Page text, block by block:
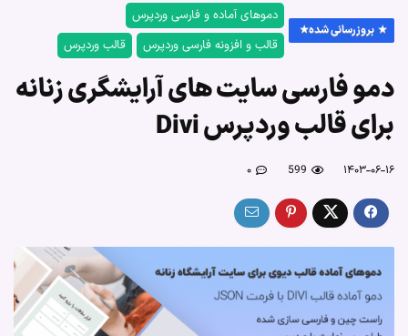
بروزرسانی شده
دموهای آماده و فارسی وردپرس
قالب و افزونه فارسی وردپرس
قالب وردپرس
دمو فارسی سایت های آرایشگری زنانه
برای قالب وردپرس Divi
۱۴۰۳-۰۶-۱۶ 599 ۰